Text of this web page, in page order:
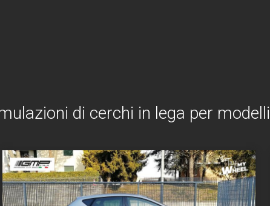
di cerchi in lega per